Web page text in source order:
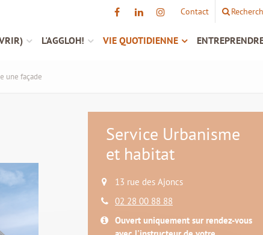
Contact
L'AGGLOH! VIE QUOTIDIENNE
une façade
Service Urbanisme
et habitat
13 rue des Ajoncs
02 28 00 88 88
Ouvert uniquement sur rendez-vous